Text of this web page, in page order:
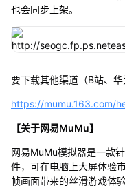
也会同步上架。
要下载其他渠道（B站、华
https://mumu.163.com/
【关于网易MuMu】
网易MuMu模拟器是一款
件，可在电脑上大屏体验
帧画面带来的丝滑游戏体